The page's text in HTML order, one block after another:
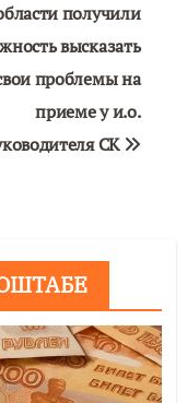
получили
высказать
проблемы на
приеме у и.о.
СК